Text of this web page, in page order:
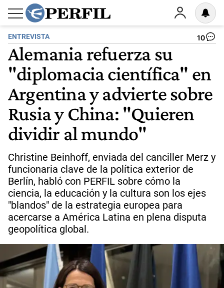
ENTREVISTA 10
Alemania refuerza su
"diplomacia científica" en
Argentina y advierte sobre
Rusia y China: "Quieren
dividir al mundo"
Christine Beinhoff, enviada del canciller Merz y
funcionaria clave de la política exterior de
Berlín, habló con PERFIL sobre cómo la
ciencia, la educación y la cultura son los ejes
"blandos" de la estrategia europea para
acercarse a América Latina en plena disputa
geopolítica global.